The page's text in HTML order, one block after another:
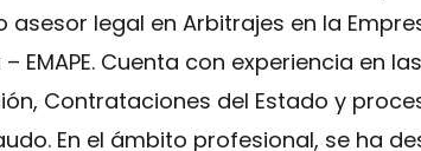
asesor legal en Arbitrajes en la
EMAPE. Cuenta con experiencia en
Contrataciones del Estado y
En el ámbito profesional, se ha